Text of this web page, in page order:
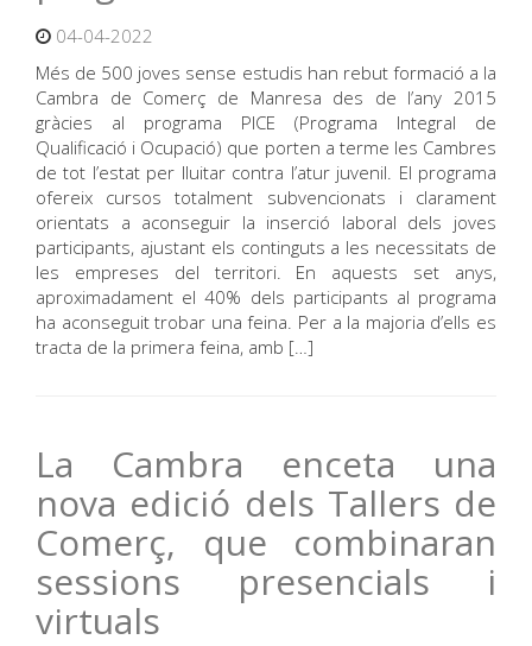
04-04-2022
Més de 500 joves sense estudis han rebut formació a la
Cambra de Comerç de Manresa des de l’any 2015
gràcies al programa PICE (Programa Integral de
Qualificació i Ocupació) que porten a terme les Cambres
de tot l’estat per lluitar contra l’atur juvenil. El programa
ofereix cursos totalment subvencionats i clarament
orientats a aconseguir la inserció laboral dels joves
participants, ajustant els continguts a les necessitats de
les empreses del territori. En aquests set anys,
aproximadament el 40% dels participants al programa
ha aconseguit trobar una feina. Per a la majoria d’ells es
tracta de la primera feina, amb […]
La Cambra enceta una
nova edició dels Tallers de
Comerç, que combinaran
sessions presencials i
virtuals